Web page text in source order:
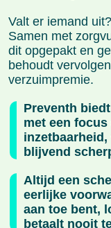
Valt er iemand
Samen met
dit opgepakt en
behoudt
verzuimpremie.
Preventh
met een
blijvend
Altijd een
eerlijke
aan toe bent,
betaalt nooit